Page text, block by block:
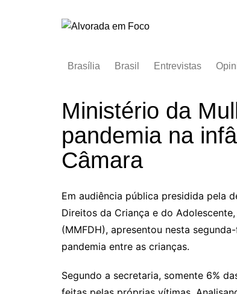
Brasília
Brasil Entrevistas
Ministério da
pandemia na
Câmara
Em audiência pública presidida pela
Direitos da Criança e do
(MMFDH), apresentou nesta
pandemia entre as crianças.
Segundo a secretaria, somente 6%